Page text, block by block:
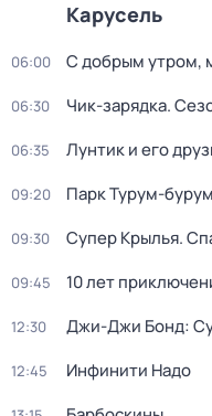
Карусель
06:00 С добрым утром,
06:30 Чик-зарядка.
06:35 Лунтик и его
09:20 Парк Турум-бурум
09:30 Супер Крылья.
09:45 10 лет
12:30 Джи-Джи Бонд:
12:45 Инфинити Надо